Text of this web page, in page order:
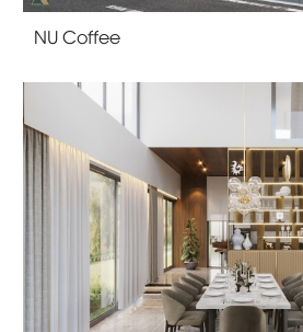
NU Coffee